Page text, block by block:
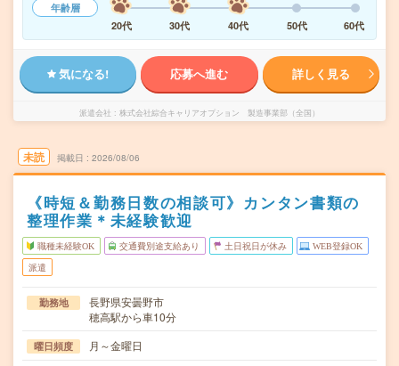
年齢層
20代
30代 40代 50代 60代
気になる! 応募へ進む 詳しく見る
派遣会社 株式会社綜合キャリアオプション 製造事業部（全国）
未読 掲載日 2026/08/06
《時短＆勤務日数の相談可》カンタン書類の
整理作業＊未経験歓迎
職種未経験OK 交通費別途支給あり 土日祝日が休み WEB登録OK
派遣
勤務地
長野県安曇野市
穂高駅から車10分
曜日頻度 月～金曜日